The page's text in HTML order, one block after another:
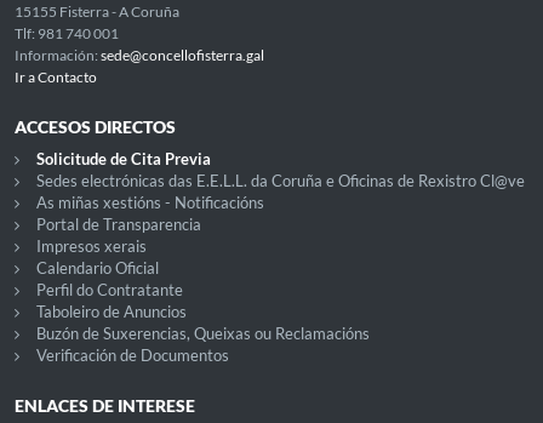
15155 Fisterra - A Coruña
Tlf: 981 740 001
Información: sede@concellofisterra.gal
Ir a Contacto
ACCESOS DIRECTOS
Solicitude de Cita Previa
Sedes electrónicas das E.E.L.L. da Coruña e Oficinas de Rexistro Cl@ve
As miñas xestións - Notificacións
Portal de Transparencia
Impresos xerais
Calendario Oficial
Perfil do Contratante
Taboleiro de Anuncios
Buzón de Suxerencias, Queixas ou Reclamacións
Verificación de Documentos
ENLACES DE INTERESE